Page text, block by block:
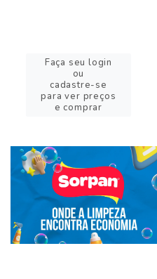
Faça seu login
ou
cadastre-se
para ver preços
e comprar